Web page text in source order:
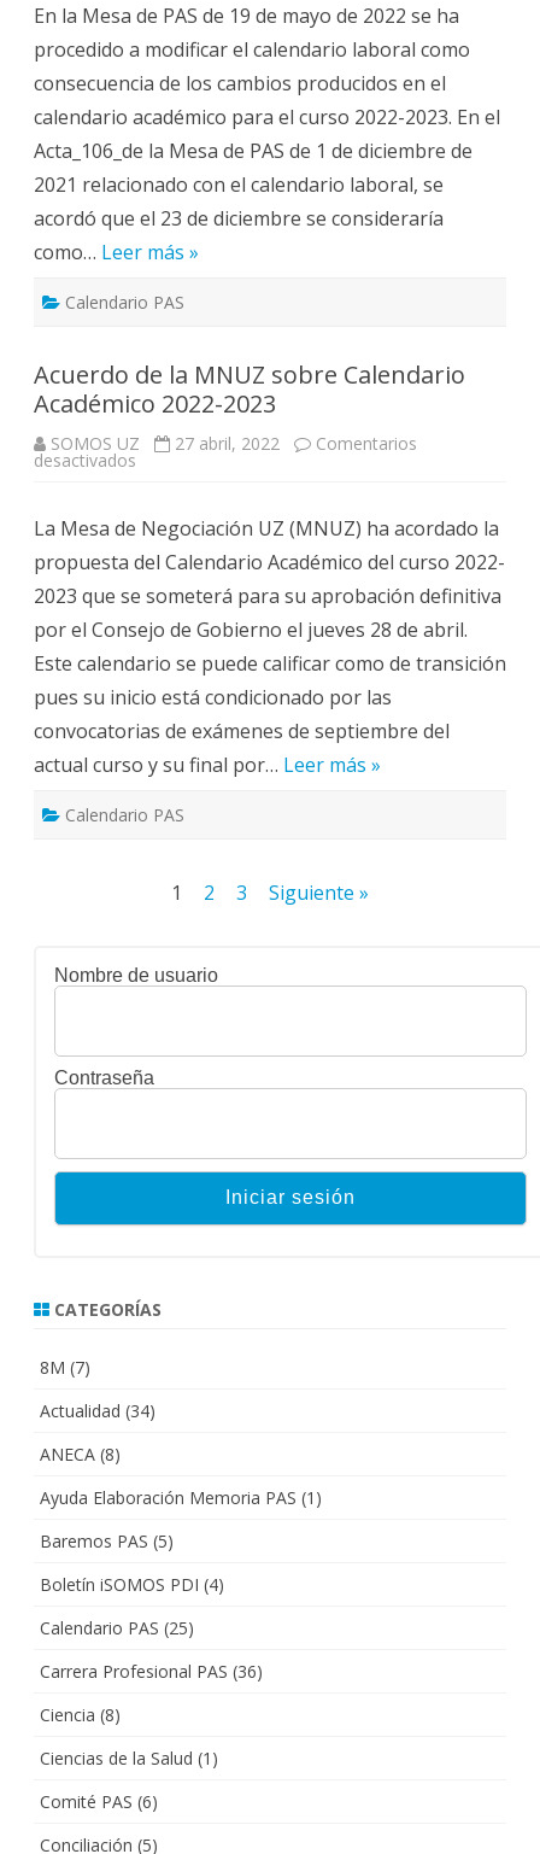
de
2022
se
modifica:
el
5
y
el
23
diciembre
se
cierra
la
UZ
En la Mesa de PAS de 19 de mayo de 2022 se ha
procedido a modificar el calendario laboral como
consecuencia de los cambios producidos en el
calendario académico para el curso 2022-2023. En el
Acta_106_de la Mesa de PAS de 1 de diciembre de
2021 relacionado con el calendario laboral, se
acordó que el 23 de diciembre se consideraría
como… Leer más »
Calendario PAS
Acuerdo de la MNUZ sobre Calendario
Académico 2022-2023
SOMOS UZ 27 abril, 2022 Comentarios
desactivados
MNUZ
sobre
Calendario
Académico
2022-
2023
La Mesa de Negociación UZ (MNUZ) ha acordado la
propuesta del Calendario Académico del curso 2022-
2023 que se someterá para su aprobación definitiva
por el Consejo de Gobierno el jueves 28 de abril.
Este calendario se puede calificar como de transición
pues su inicio está condicionado por las
convocatorias de exámenes de septiembre del
actual curso y su final por… Leer más »
Calendario PAS
entradas
1 2 3 Siguiente »
Nombre de usuario
Contraseña
CATEGORÍAS
8M (7)
Actualidad (34)
ANECA (8)
Ayuda Elaboración Memoria PAS (1)
Baremos PAS (5)
Boletín iSOMOS PDI (4)
Calendario PAS (25)
Carrera Profesional PAS (36)
Ciencia (8)
Ciencias de la Salud (1)
Comité PAS (6)
Conciliación (5)